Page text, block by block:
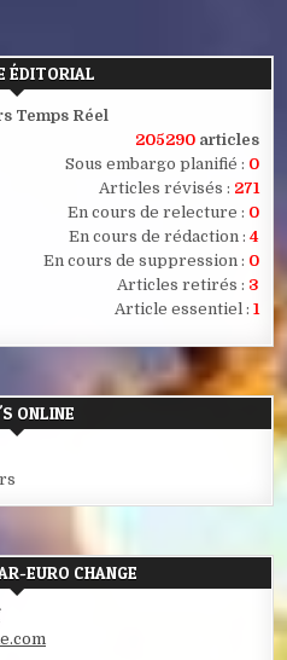
ÉDITORIAL
Temps Réel
205290 articles
Sous embargo planifié : 0
Articles révisés : 271
En cours de relecture : 0
En cours de rédaction : 4
En cours de suppression : 0
Articles retirés : 3
Article essentiel : 1
ONLINE
EURO CHANGE